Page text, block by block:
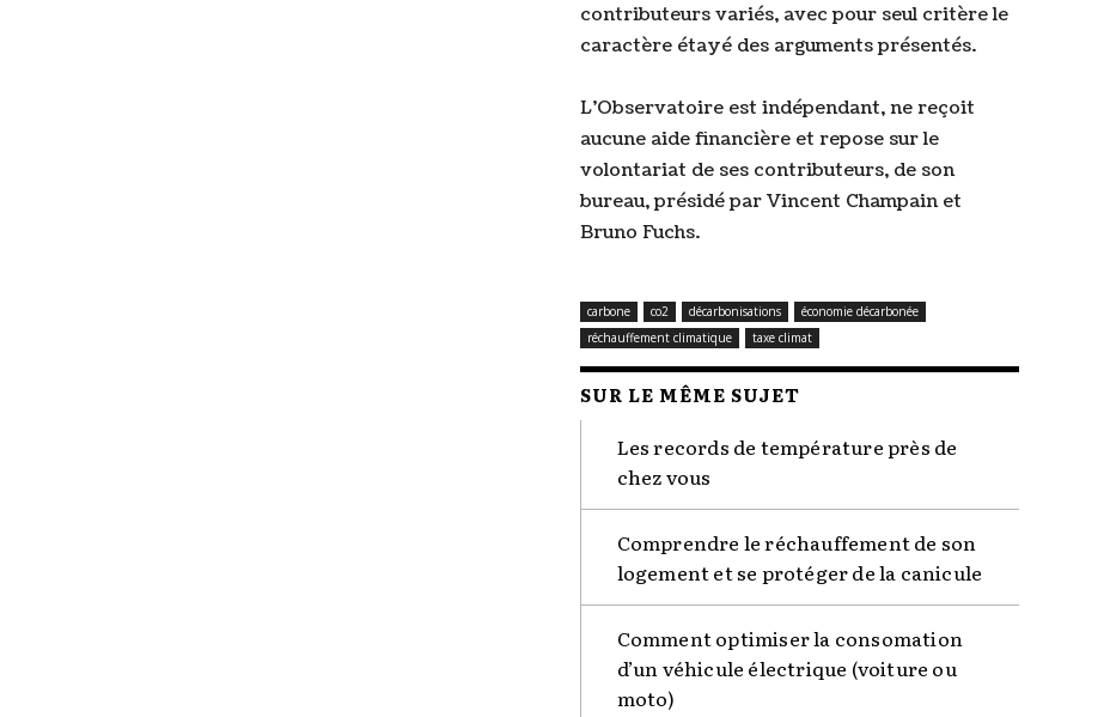
contributeurs variés, avec pour seul critère le
caractère étayé des arguments présentés.
L'Observatoire est indépendant, ne reçoit
aucune aide financière et repose sur le
volontariat de ses contributeurs, de son
bureau, présidé par Vincent Champain et
Bruno Fuchs.
carbone co2 décarbonisations
économie décarbonée
réchauffement climatique
taxe climat
SUR LE MÊME SUJET
Les records de température près de
chez vous
Comprendre le réchauffement de son
logement et se protéger de la canicule
Comment optimiser la consomation
d’un véhicule électrique (voiture ou
moto)